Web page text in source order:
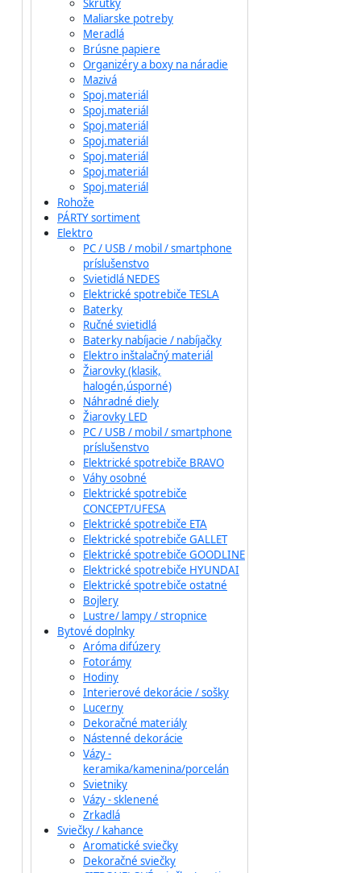
Skrutky
Maliarske potreby
Meradlá
Brúsne papiere
Organizéry a boxy na náradie
Mazivá
Spoj.materiál
Spoj.materiál
Spoj.materiál
Spoj.materiál
Spoj.materiál
Spoj.materiál
Spoj.materiál
Rohože
PÁRTY sortiment
Elektro
PC / USB / mobil / smartphone
príslušenstvo
Svietidlá NEDES
Elektrické spotrebiče TESLA
Baterky
Ručné svietidlá
Baterky nabíjacie / nabíjačky
Elektro inštalačný materiál
Žiarovky (klasik,
halogén,úsporné)
Náhradné diely
Žiarovky LED
PC / USB / mobil / smartphone
príslušenstvo
Elektrické spotrebiče BRAVO
Váhy osobné
Elektrické spotrebiče
CONCEPT/UFESA
Elektrické spotrebiče ETA
Elektrické spotrebiče GALLET
Elektrické spotrebiče GOODLINE
Elektrické spotrebiče HYUNDAI
Elektrické spotrebiče ostatné
Bojlery
Lustre/ lampy / stropnice
Bytové doplnky
Aróma difúzery
Fotorámy
Hodiny
Interierové dekorácie / sošky
Lucerny
Dekoračné materiály
Nástenné dekorácie
Vázy -
keramika/kamenina/porcelán
Svietniky
Vázy - sklenené
Zrkadlá
Sviečky / kahance
Aromatické sviečky
Dekoračné sviečky